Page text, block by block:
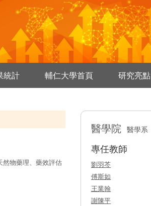
統計 輔仁大學首頁 研究亮點
然物藥理、藥效評估
醫學院 醫學系
專任教師
劉羽芩
傅斯如
王業翰
謝陳平